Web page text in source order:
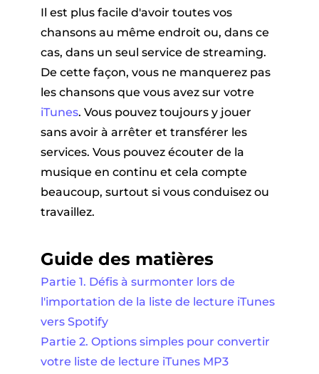
SoundCloud
Il est plus facile d'avoir toutes vos
chansons au même endroit ou, dans ce
cas, dans un seul service de streaming.
De cette façon, vous ne manquerez pas
les chansons que vous avez sur votre
iTunes. Vous pouvez toujours y jouer
sans avoir à arrêter et transférer les
services. Vous pouvez écouter de la
musique en continu et cela compte
beaucoup, surtout si vous conduisez ou
travaillez.
Guide des matières
Partie 1. Défis à surmonter lors de
l'importation de la liste de lecture iTunes
vers Spotify
Partie 2. Options simples pour convertir
votre liste de lecture iTunes MP3